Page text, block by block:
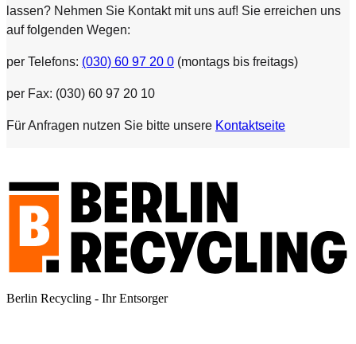
lassen? Nehmen Sie Kontakt mit uns auf! Sie erreichen uns
auf folgenden Wegen:
per Telefons: (030) 60 97 20 0 (montags bis freitags)
per Fax: (030) 60 97 20 10
Für Anfragen nutzen Sie bitte unsere Kontaktseite
Berlin Recycling - Ihr Entsorger